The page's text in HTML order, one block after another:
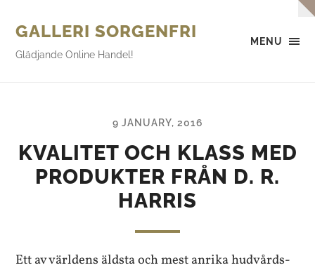
MENU
GALLERI SORGENFRI
Glädjande Online Handel!
9 JANUARY, 2016
KVALITET OCH KLASS MED
PRODUKTER FRÅN D. R.
HARRIS
Ett av världens äldsta och mest anrika hudvårds-